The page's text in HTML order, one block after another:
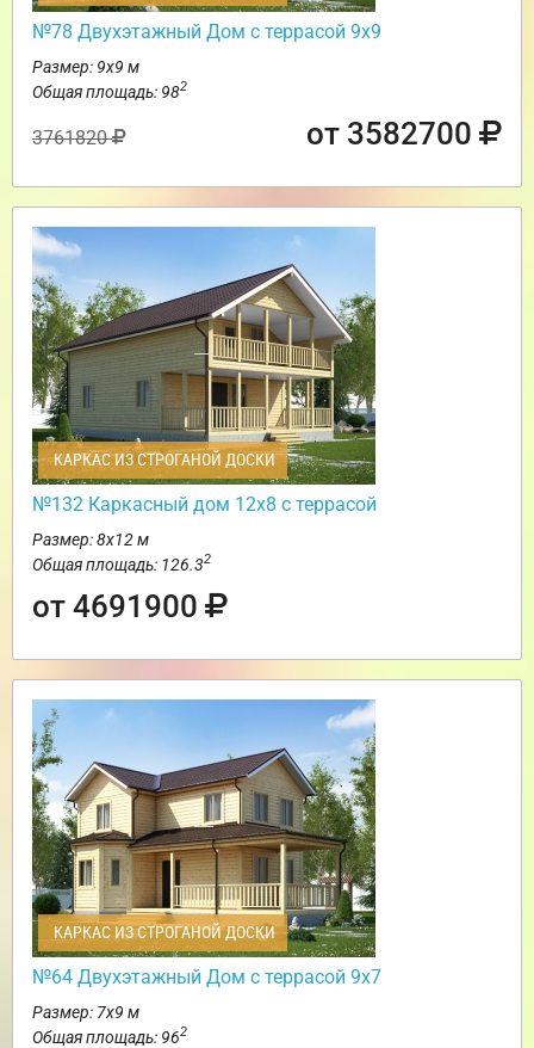
№78 Двухэтажный Дом с террасой 9х9
Размер: 9х9 м
Общая площадь: 982
3761820 от 3582700
КАРКАС ИЗ СТРОГАНОЙ ДОСКИ
№132 Каркасный дом 12х8 с террасой
Размер: 8х12 м
Общая площадь: 126.32
от 4691900
КАРКАС ИЗ СТРОГАНОЙ ДОСКИ
№64 Двухэтажный Дом с террасой 9х7
Размер: 7х9 м
Общая площадь: 962